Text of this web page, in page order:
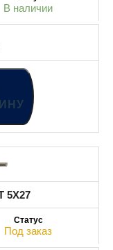
В наличии
5X27
Под заказ